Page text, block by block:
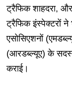
ट्रैफिक शाहदरा, और
ट्रैफिक इंस्पेक्टरों ने
एसोसिएशनों
(आरडब्‍ल्‍यूए) के
कराई।